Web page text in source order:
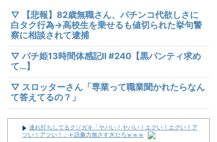
▽ 【悲報】82歳無職さん、パチンコ代欲しさに
白タク行為→高校生を乗せるも値切られた挙句警
察に相談されて逮捕
▽ パチ姫13時間体感記Ⅱ #240【黒パンティ求め
て…】
▽ スロッターさん「専業って職業聞かれたらなん
て答えてるの？」
連れ打ちしてるクソガキ「ヤバい！ヤバい！エグい！エグい！ア
ツい！アツい！」←語彙力無さすぎだろｗｗｗ